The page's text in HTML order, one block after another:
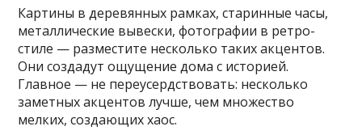
Картины в деревянных рамках, старинные часы,
металлические вывески, фотографии в ретро-
стиле — разместите несколько таких акцентов.
Они создадут ощущение дома с историей.
Главное — не переусердствовать: несколько
заметных акцентов лучше, чем множество
мелких, создающих хаос.